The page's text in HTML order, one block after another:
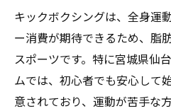
キックボクシングは、全身運
ー消費が期待できるため、脂
スポーツです。特に宮城県仙
ムでは、初心者でも安心して
意されており、運動が苦手な